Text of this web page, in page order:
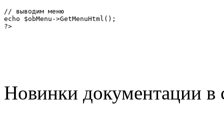
// выводим меню
echo $obMenu->GetMenuHtml();
?>
Новинки документации в